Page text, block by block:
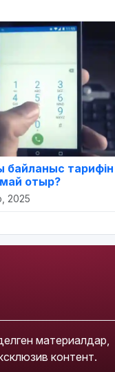
тарифін
отыр?
2025
материалдар,
контент.